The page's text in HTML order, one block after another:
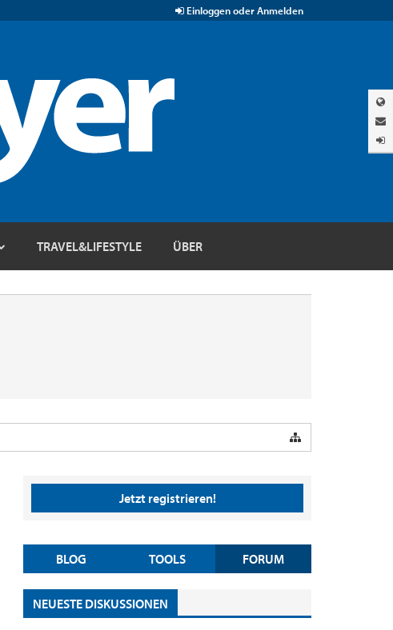
Einloggen oder Anmelden
TRAVEL&LIFESTYLE ÜBER
Jetzt registrieren!
BLOG TOOLS FORUM
NEUESTE DISKUSSIONEN